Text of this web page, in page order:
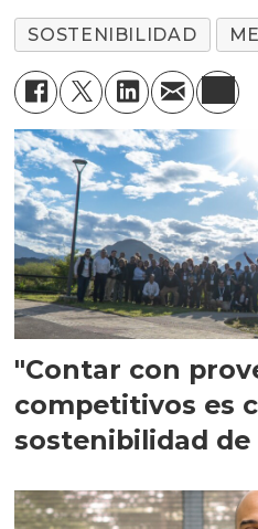
SOSTENIBILIDAD
"Contar con
competitivos es
sostenibilidad de